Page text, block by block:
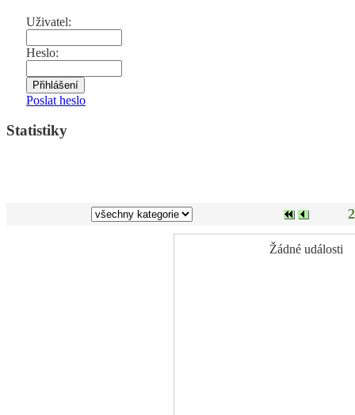
Uživatel:
Heslo:
Poslat heslo
Statistiky
Žádné události